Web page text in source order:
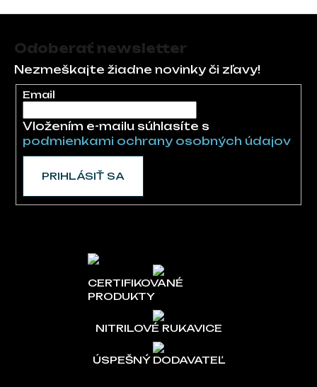
Odoberať newsletter
Nezmeškajte žiadne novinky či zľavy!
Email
Vložením e-mailu súhlasíte s
podmienkami ochrany osobných údajov
PRIHLÁSIŤ SA
CERTIFIKOVANÉ
PRODUKTY
NITRILOVÉ RUKAVICE
ÚSPEŠNÝ DODAVATEĽ